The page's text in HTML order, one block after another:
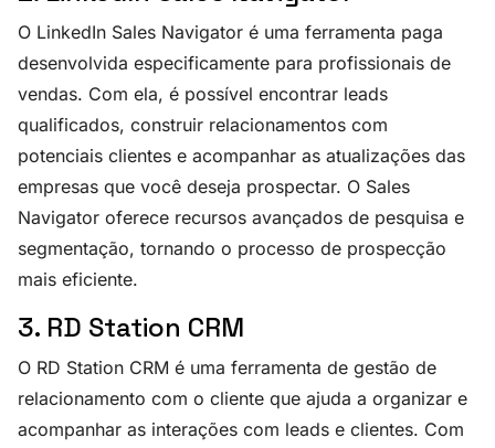
O LinkedIn Sales Navigator é uma ferramenta paga
desenvolvida especificamente para profissionais de
vendas. Com ela, é possível encontrar leads
qualificados, construir relacionamentos com
potenciais clientes e acompanhar as atualizações das
empresas que você deseja prospectar. O Sales
Navigator oferece recursos avançados de pesquisa e
segmentação, tornando o processo de prospecção
mais eficiente.
3. RD Station CRM
O RD Station CRM é uma ferramenta de gestão de
relacionamento com o cliente que ajuda a organizar e
acompanhar as interações com leads e clientes. Com